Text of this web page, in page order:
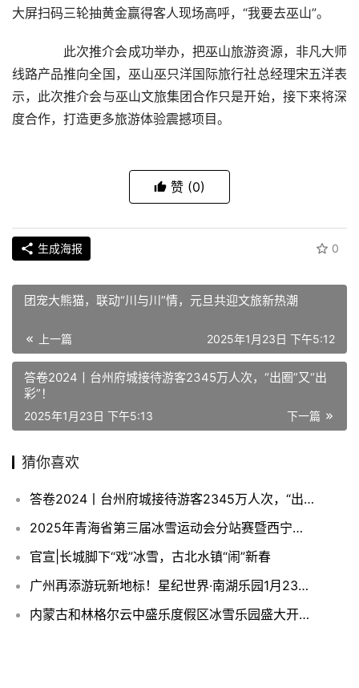
大屏扫码三轮抽黄金赢得客人现场高呼，“我要去巫山”。
此次推介会成功举办，把巫山旅游资源，非凡大师
线路产品推向全国，巫山巫只洋国际旅行社总经理宋五洋表
示，此次推介会与巫山文旅集团合作只是开始，接下来将深
度合作，打造更多旅游体验震撼项目。
赞 (0)
生成海报 0
团宠大熊猫，联动“川与川”情，元旦共迎文旅新热潮
上一篇 2025年1月23日 下午5:12
答卷2024丨台州府城接待游客2345万人次，“出圈”又“出
彩”！
下一篇
2025年1月23日 下午5:13
猜你喜欢
答卷2024丨台州府城接待游客2345万人次，“出圈”又“出彩”！
2025年青海省第三届冰雪运动会分站赛暨西宁市第五届冰雪运动会（大通站）
官宣|长城脚下“戏”冰雪，古北水镇“闹”新春
广州再添游玩新地标！星纪世界·南湖乐园1月23日开启试运营
内蒙古和林格尔云中盛乐度假区冰雪乐园盛⼤开幕！开启冰雪奇幻之旅